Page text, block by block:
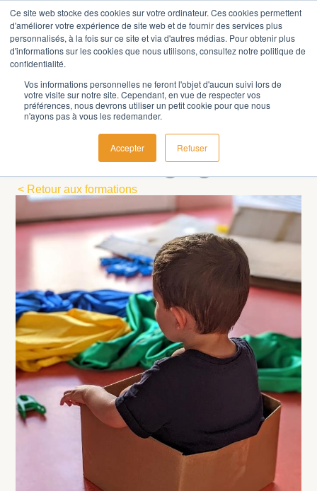
Ce site web stocke des cookies sur votre ordinateur. Ces cookies permettent
d'améliorer votre expérience de site web et de fournir des services plus
personnalisés, à la fois sur ce site et via d'autres médias. Pour obtenir plus
d'informations sur les cookies que nous utilisons, consultez notre politique de
confidentialité.
Vos informations personnelles ne feront l'objet d'aucun suivi lors de
votre visite sur notre site. Cependant, en vue de respecter vos
préférences, nous devrons utiliser un petit cookie pour que nous
n'ayons pas à vous les redemander.
Accepter Refuser
FORMATION
Introduction à la
Slow Pédagogie
< Retour aux formations